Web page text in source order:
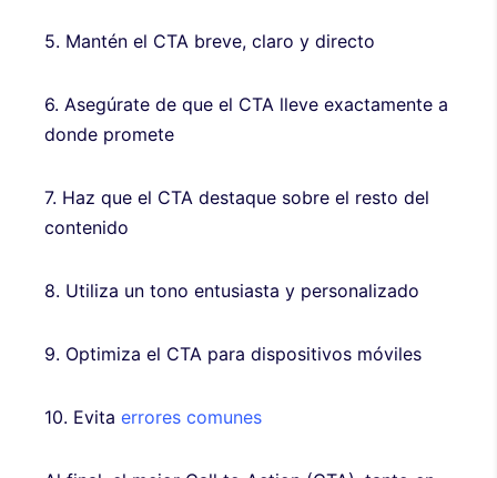
5. Mantén el CTA breve, claro y directo
6. Asegúrate de que el CTA lleve exactamente a
donde promete
7. Haz que el CTA destaque sobre el resto del
contenido
8. Utiliza un tono entusiasta y personalizado
9. Optimiza el CTA para dispositivos móviles
10. Evita errores comunes